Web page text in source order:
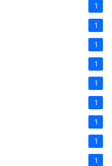
1
1
1
1
1
1
1
1
1